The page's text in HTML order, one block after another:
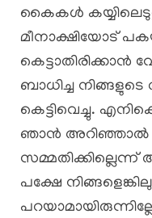
കൈകൾ
മീനാക്ഷിയോട്
കെട്ടാതിരിക്കാൻ
ബാധിച്ച
കെട്ടിവെച്ചു.
ഞാൻ അറിഞ്ഞാൽ
പക്ഷേ